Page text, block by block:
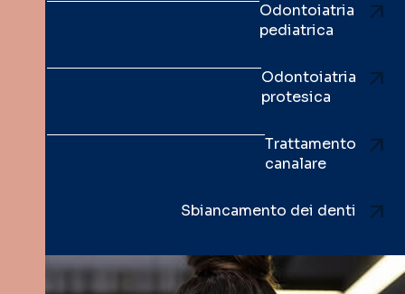
Odontoiatria
pediatrica
Odontoiatria
protesica
Trattamento
canalare
Sbiancamento dei denti